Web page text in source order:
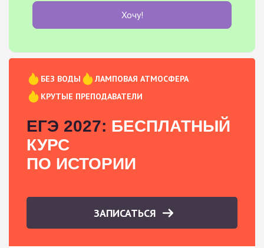
Хочу!
БЕЗ ВОДЫ
ЛАМПОВАЯ АТМОСФЕРА
КРУТЫЕ ПРЕПОДАВАТЕЛИ
ЕГЭ 2027: БЕСПЛАТНЫЙ
КУРС
ПО ИСТОРИИ
ЗАПИСАТЬСЯ